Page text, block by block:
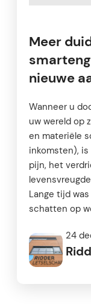
Meer
nieuwe
Wanneer u
uw wereld op
en materiële
inkomsten),
pijn, het
Lange tijd
schatten op
24